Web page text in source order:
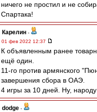
ничего не простил и не
Спартака!
Карелин -
01 фев 2022 12:37
К объявленным ранее
ещё один.
11-го против армянского
завершения сбора в ОАЭ.
4 игры за 10 дней. Ну, народу
dodge -